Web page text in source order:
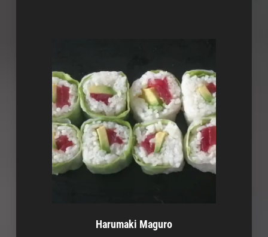
Harumaki Maguro